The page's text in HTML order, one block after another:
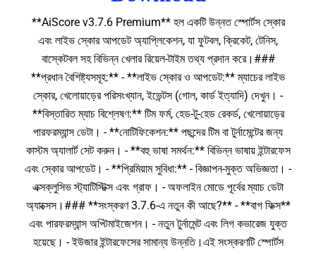
**AiScore v3.7.6 Premium** হল একটি উন্নত স্পোর্টস স্কোর
এবং লাইভ স্কোর আপডেট অ্যাপ্লিকেশন, যা ফুটবল, ক্রিকেট, টেনিস,
বাস্কেটবল সহ বিভিন্ন খেলার রিয়েল-টাইম তথ্য প্রদান করে।###
**প্রধান বৈশিষ্ট্যসমূহ:** - **লাইভ স্কোর ও আপডেট:** ম্যাচের লাইভ
স্কোর, খেলোয়াড়ের পরিসংখ্যান, ইভেন্টস (গোল, কার্ড ইত্যাদি) দেখুন। -
**বিস্তারিত ম্যাচ বিশ্লেষণ:** টিম ফর্ম, হেড-টু-হেড রেকর্ড, খেলোয়াড়ের
পারফরম্যান্স ডেটা। - **নোটিফিকেশন:** পছন্দের টিম বা টুর্নামেন্টের জন্য
কাস্টম অ্যালার্ট সেট করুন। - **বহু ভাষা সমর্থন:** বিভিন্ন ভাষায় ইন্টারফেস
এবং স্কোর আপডেট। - **প্রিমিয়াম সুবিধা:** - বিজ্ঞাপন-মুক্ত অভিজ্ঞতা। -
এক্সক্লুসিভ স্ট্যাটিস্টিক্স এবং গ্রাফ। - অফলাইন মোডে পূর্বের ম্যাচ ডেটা
অ্যাক্সেস।### **সংস্করণ 3.7.6-এ নতুন কী আছে?** - **বাগ ফিক্স**
এবং পারফরম্যান্স অপ্টিমাইজেশন। - নতুন টুর্নামেন্ট এবং লিগ কভারেজ যুক্ত
হয়েছে। - ইউজার ইন্টারফেসের সামান্য উন্নতি।এই সংস্করণটি স্পোর্টস